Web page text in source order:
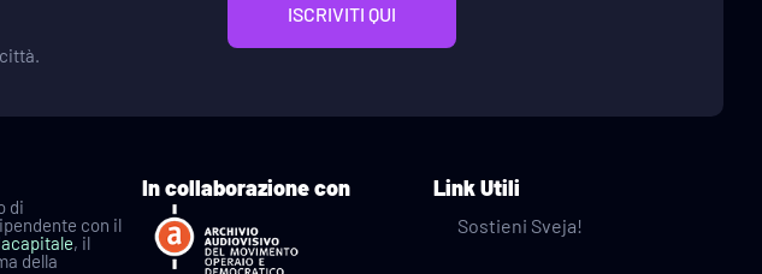
ISCRIVITI QUI
di
con il
, il
della
In collaborazione con Link Utili
Sostieni Sveja!